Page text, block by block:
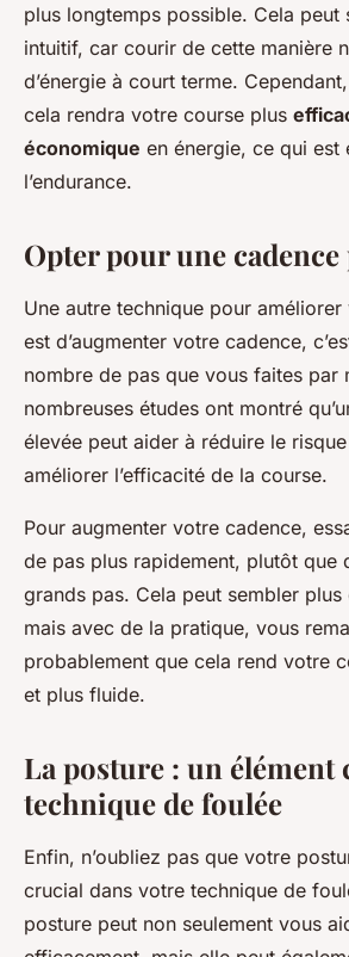
plus longtemps possible. Cela peut
intuitif, car courir de cette manière
d’énergie à court terme.
cela rendra votre course plus
économique en énergie, ce qui est
l’endurance.
Opter pour une cadence
Une autre technique pour
est d’augmenter votre cadence,
nombre de pas que vous faites par
nombreuses études ont montré
élevée peut aider à réduire le
améliorer l’efficacité de la course.
Pour augmenter votre cadence,
de pas plus rapidement, plutôt que
grands pas. Cela peut sembler
mais avec de la pratique, vous
probablement que cela rend votre
et plus fluide.
La posture : un élément
technique de foulée
Enfin, n’oubliez pas que votre
crucial dans votre technique de
posture peut non seulement vous